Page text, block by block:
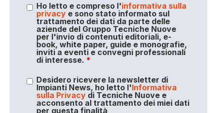
Ho letto e compreso l'informativa sulla
privacye sono stato informato sul
trattamento dei dati da parte delle
aziende del Gruppo Tecniche Nuove
per l'invio di contenuti editoriali, e-
book, white paper, guide e monografie,
inviti a eventi e convegni professionali
di interesse. *
Desidero ricevere la newsletter di
Impianti News, ho letto l'Informativa
sulla Privacydi Tecniche Nuove e
acconsento al trattamento dei miei dati
per questa finalità